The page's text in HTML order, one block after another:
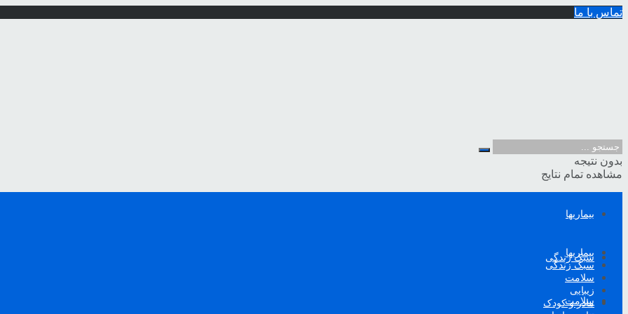
تماس با ما
بدون نتیجه
مشاهده تمام نتایج
بیماریها
سبک زندگی
سلامت
بیماریها
سبک زندگی
سلامت
زیبایی
مادر و کودک